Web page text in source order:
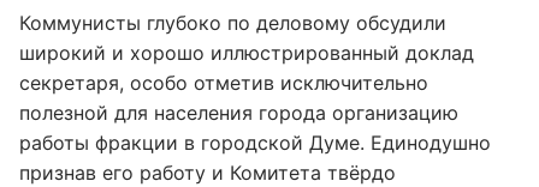
Коммунисты глубоко по деловому обсудили
широкий и хорошо иллюстрированный доклад
секретаря, особо отметив исключительно
полезной для населения города организацию
работы фракции в городской Думе. Единодушно
признав его работу и Комитета твëрдо